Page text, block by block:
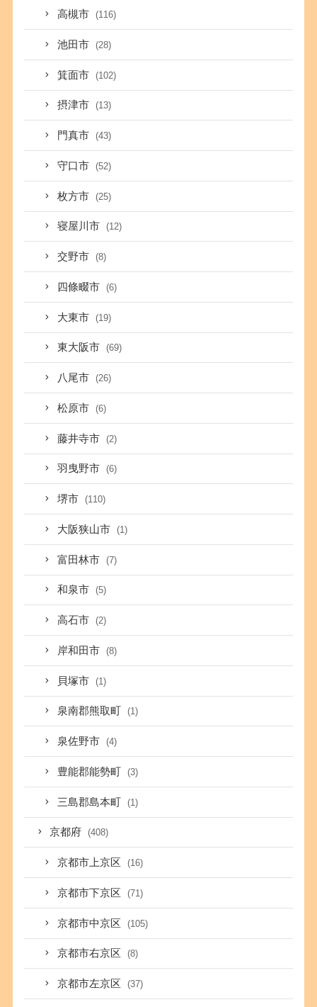
高槻市 (116)
池田市 (28)
箕面市 (102)
摂津市 (13)
門真市 (43)
守口市 (52)
枚方市 (25)
寝屋川市 (12)
交野市 (8)
四條畷市 (6)
大東市 (19)
東大阪市 (69)
八尾市 (26)
松原市 (6)
藤井寺市 (2)
羽曳野市 (6)
堺市 (110)
大阪狭山市 (1)
富田林市 (7)
和泉市 (5)
高石市 (2)
岸和田市 (8)
貝塚市 (1)
泉南郡熊取町 (1)
泉佐野市 (4)
豊能郡能勢町 (3)
三島郡島本町 (1)
京都府 (408)
京都市上京区 (16)
京都市下京区 (71)
京都市中京区 (105)
京都市右京区 (8)
京都市左京区 (37)